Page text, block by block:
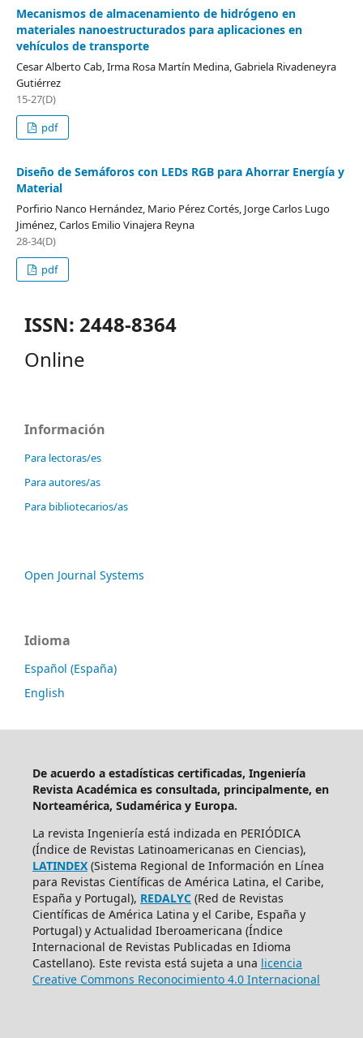
Mecanismos de almacenamiento de hidrógeno en
materiales nanoestructurados para aplicaciones en
vehículos de transporte
Cesar Alberto Cab, Irma Rosa Martín Medina, Gabriela Rivadeneyra
Gutiérrez
15-27(D)
pdf
Diseño de Semáforos con LEDs RGB para Ahorrar Energía y
Material
Porfirio Nanco Hernández, Mario Pérez Cortés, Jorge Carlos Lugo
Jiménez, Carlos Emilio Vinajera Reyna
28-34(D)
pdf
ISSN: 2448-8364
Online
Información
Para lectoras/es
Para autores/as
Para bibliotecarios/as
Open Journal Systems
Idioma
Español (España)
English
De acuerdo a estadísticas certificadas, Ingeniería
Revista Académica es consultada, principalmente, en
Norteamérica, Sudamérica y Europa.
La revista Ingeniería está indizada en PERIÓDICA
(Índice de Revistas Latinoamericanas en Ciencias),
LATINDEX (Sistema Regional de Información en Línea
para Revistas Científicas de América Latina, el Caribe,
España y Portugal), REDALYC (Red de Revistas
Científicas de América Latina y el Caribe, España y
Portugal) y Actualidad Iberoamericana (Índice
Internacional de Revistas Publicadas en Idioma
Castellano). Este revista está sujeta a una licencia
Creative Commons Reconocimiento 4.0 Internacional